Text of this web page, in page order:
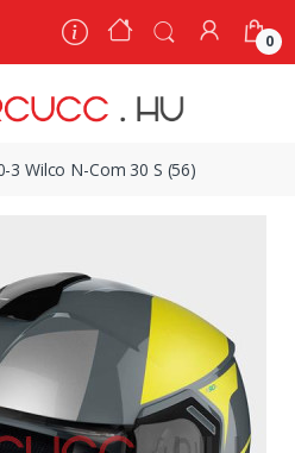
0
3 Wilco N-Com 30 S (56)
0